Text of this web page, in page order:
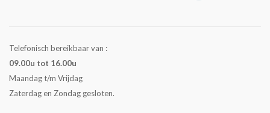
Telefonisch bereikbaar van :
09.00u tot 16.00u
Maandag t/m Vrijdag
Zaterdag en Zondag gesloten.